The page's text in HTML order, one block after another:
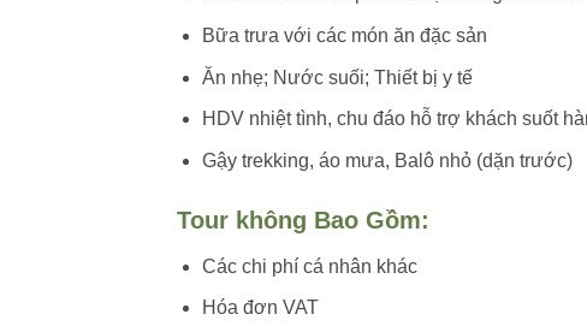
Bữa trưa với các món ăn đặc sản
Ăn nhẹ; Nước suối; Thiết bị y tế
HDV nhiệt tình, chu đáo hỗ trợ khách suốt
Gậy trekking, áo mưa, Balô nhỏ (dặn trước)
Tour không Bao Gồm:
Các chi phí cá nhân khác
Hóa đơn VAT